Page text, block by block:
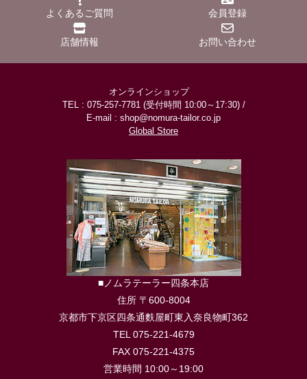
よくあるご質問 会員登録
店舗情報 お問い合わせ
オンラインショップ
TEL : 075-257-7781 (受付時間 10:00～17:30) /
E-mail : shop@nomura-tailor.co.jp
Global Store
■ノムラテーラー四条本店
住所 〒600-8004
京都市下京区四条通麩屋町東入奈良物町362
TEL 075-221-4679
FAX 075-221-4375
営業時間 10:00～19:00